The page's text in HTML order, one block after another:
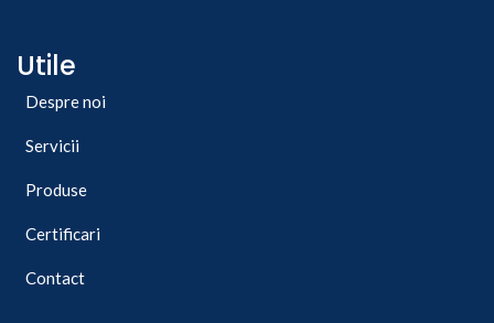
Utile
Despre noi
Servicii
Produse
Certificari
Contact